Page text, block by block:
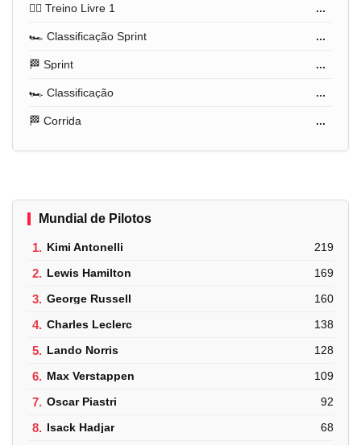
🏋️‍♂️ Treino Livre 1
...
🏎️ Classificação Sprint ...
🏁 Sprint ...
🏎️ Classificação ...
🏁 Corrida ...
Mundial de Pilotos
1. Kimi Antonelli 219
2. Lewis Hamilton 169
3. George Russell 160
4. Charles Leclerc 138
5. Lando Norris 128
6. Max Verstappen 109
7. Oscar Piastri 92
8. Isack Hadjar 68